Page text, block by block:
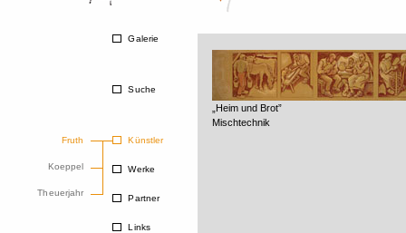
Galerie
Suche
Fruth Künstler
Koeppel
Theuerjahr
Werke
Partner
Links
„Heim und Brot”
Mischtechnik